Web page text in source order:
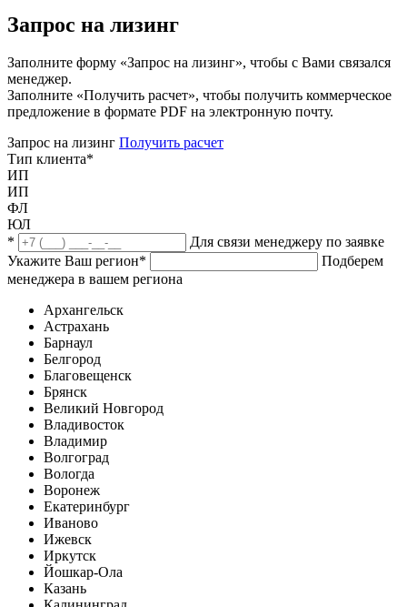
Запрос на лизинг
Заполните форму «Запрос на лизинг», чтобы с Вами связался
менеджер.
Заполните «Получить расчет», чтобы получить коммерческое
предложение в формате PDF на электронную почту.
Запрос на лизинг Получить расчет
Тип клиента*
ИП
ИП
ФЛ
ЮЛ
*
Для связи менеджеру по заявке
Укажите Ваш регион*
Подберем
менеджера в вашем региона
Архангельск
Астрахань
Барнаул
Белгород
Благовещенск
Брянск
Великий Новгород
Владивосток
Владимир
Волгоград
Вологда
Воронеж
Екатеринбург
Иваново
Ижевск
Иркутск
Йошкар-Ола
Казань